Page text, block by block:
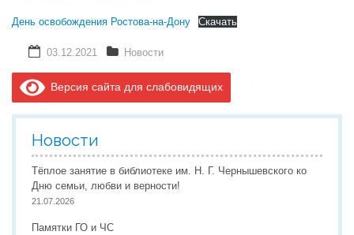
День освобождения Ростова-на-Дону Скачать
03.12.2021 Новости
Версия сайта для слабовидящих
Новости
Тёплое занятие в библиотеке им. Н. Г. Чернышевского ко
Дню семьи, любви и верности!
21.07.2026
Памятки ГО и ЧС